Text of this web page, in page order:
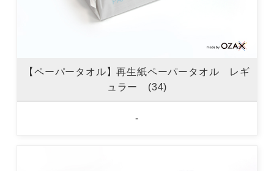
【ペーパータオル】再生紙ペーパータオル レギ
ュラー (34)
-